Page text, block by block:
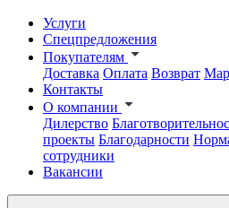
Услуги
Спецпредложения
Покупателям
Доставка Оплата Возврат
Контакты
О компании
Дилерство
проекты Благодарности
сотрудники
Вакансии